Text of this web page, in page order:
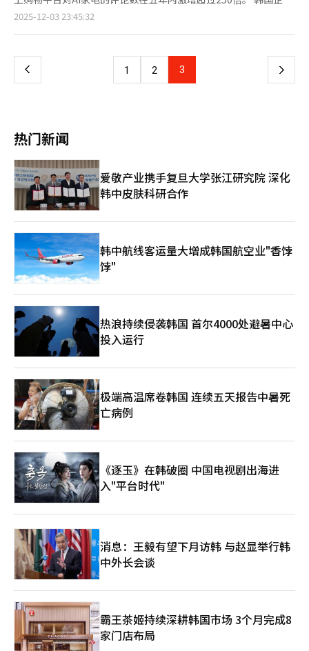
数据研究所CEO Score3日发布的数据显示，Coupang、
的332条，飙升至2025年11月的8.3675万条。本次调查数据基于
品类排名前100位的1379款AI家电产品评论进行分析。 分析指出，
这主要得益于三星电子和LG电子等主要制造商竞相推出结合语音
活质量”等正面关键词的评论比例高达99.3%。按照五星评分体系
计算，平均星级高达4.77分。 不同品牌AI家电所获得的消费者反馈
也呈现明显差异。分析显示，LG电子AI家电评论中“信赖”“孝
顺”等关键词占比最高，许多消费者认为其产品适合送给长辈，因
此200万韩元（约合人民币9610元）以上高端产品表现强势。 此
外，三星电子AI家电评论中，“年轻感”“高连接性”是出现频率
最高的关键词。消费者指出的三星电子AI家电最大优点
为“SmartThings”及“应用程序联动”。这体现出三星电子瞄
准年轻群体偏好的生活融入性家电市场展开差异化战略。 CEO
Score相关人士表示，过去消费者更看重家电的基本性能，如今能
够“自动调整”的AI功能已成为新消费标准。AI家电正在改变用户
生活方式，成为新型生活必需品。
2025-12-03 23:45:32
上
页
1 2 3 下
热门新闻
爱敬产业携手复旦大学张江研究院 深化
韩中皮肤科研合作
韩中航线客运量大增成韩国航空业"香饽
饽"
热浪持续侵袭韩国 首尔4000处避暑中心
投入运行
极端高温席卷韩国 连续五天报告中暑死
亡病例
《逐玉》在韩破圈 中国电视剧出海进
入"平台时代"
消息：王毅有望下月访韩 与赵显举行韩
中外长会谈
霸王茶姬持续深耕韩国市场 3个月完成8
家门店布局